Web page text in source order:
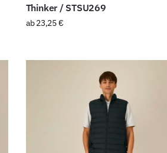
Thinker / STSU269
ab23,25€